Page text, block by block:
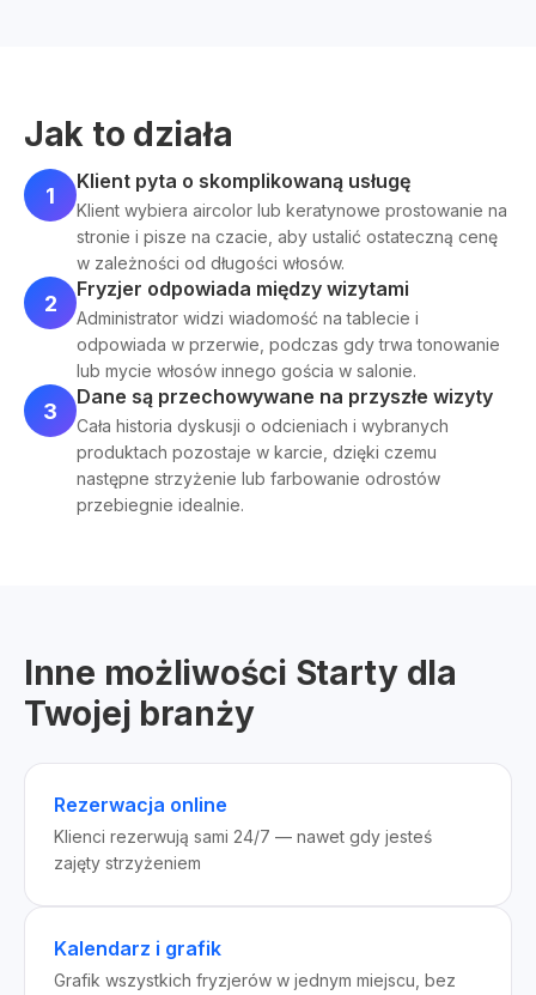
Jak to działa
1
Klient pyta o skomplikowaną usługę
Klient wybiera aircolor lub keratynowe prostowanie na
stronie i pisze na czacie, aby ustalić ostateczną cenę
w zależności od długości włosów.
2
Fryzjer odpowiada między wizytami
Administrator widzi wiadomość na tablecie i
odpowiada w przerwie, podczas gdy trwa tonowanie
lub mycie włosów innego gościa w salonie.
3
Dane są przechowywane na przyszłe wizyty
Cała historia dyskusji o odcieniach i wybranych
produktach pozostaje w karcie, dzięki czemu
następne strzyżenie lub farbowanie odrostów
przebiegnie idealnie.
Inne możliwości Starty dla
Twojej branży
Rezerwacja online
Klienci rezerwują sami 24/7 — nawet gdy jesteś
zajęty strzyżeniem
Kalendarz i grafik
Grafik wszystkich fryzjerów w jednym miejscu, bez